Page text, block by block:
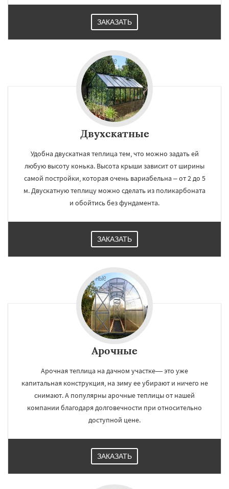
ЗАКАЗАТЬ
Двухскатные
Удобна двускатная теплица тем, что можно задать ей
любую высоту конька. Высота крыши зависит от ширины
самой постройки, которая очень вариабельна – от 2 до 5
м. Двускатную теплицу можно сделать из поликарбоната
и обойтись без фундамента.
ЗАКАЗАТЬ
Арочные
Арочная теплица на дачном участке— это уже
капитальная конструкция, на зиму ее убирают и ничего не
снимают. А популярны арочные теплицы от нашей
компании благодаря долговечности при относительно
доступной цене.
ЗАКАЗАТЬ